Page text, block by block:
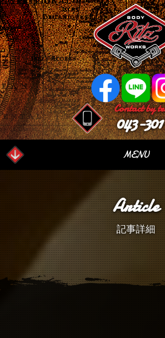
Contact by
043-
MENU
Our Serivce
業務内容 在庫
Parts Sales
パーツ情報 作業
Blog
つぶやき 会社
Article
記事詳細